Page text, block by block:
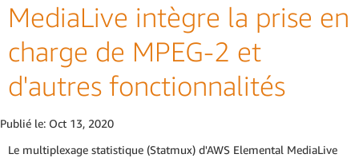
MediaLive intègre la prise en
charge de MPEG-2 et
d'autres fonctionnalités
Publié le: Oct 13, 2020
Le multiplexage statistique (Statmux) d'AWS Elemental MediaLive